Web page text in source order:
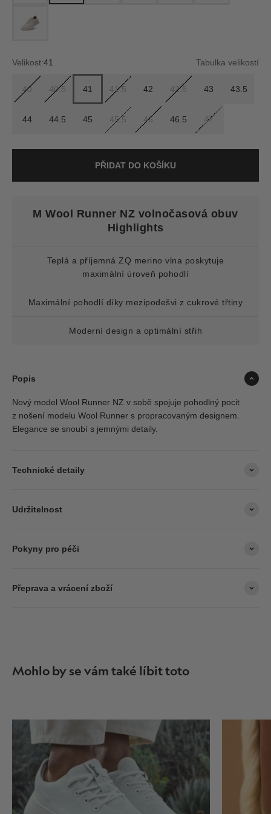
Velikost:41 Tabulka velikostí
40 40.5 41 41.5 42 42.5 43 43.5
44 44.5 45 45.5 46 46.5 47
PŘIDAT DO KOŠÍKU
M Wool Runner NZ volnočasová obuv
Highlights
Teplá a příjemná ZQ merino vlna poskytuje
maximální úroveň pohodlí
Maximální pohodlí díky mezipodešvi z cukrové třtiny
Moderní design a optimální střih
Popis
Nový model Wool Runner NZ v sobě spojuje pohodlný pocit
z nošení modelu Wool Runner s propracovaným designem.
Elegance se snoubí s jemnými detaily.
Technické detaily
Udržitelnost
Pokyny pro péči
Přeprava a vrácení zboží
Mohlo by se vám také líbit toto